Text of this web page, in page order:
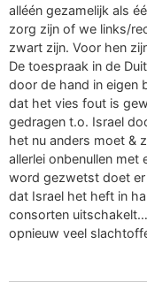
alléén gezamelijk als
zorg zijn of we links/
zwart zijn. Voor hen
De toespraak in de
door de hand in eigen
dat het vies fout is
gedragen t.o. Israel
het nu anders moet &
allerlei onbenullen met
word gezwetst doet
dat Israel het heft in
consorten
opnieuw veel